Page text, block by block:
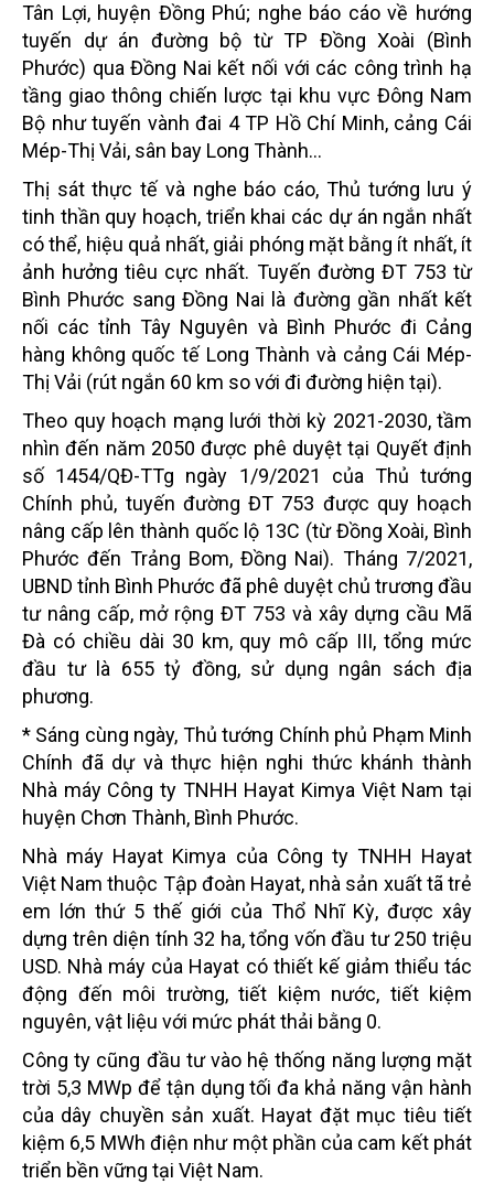
Tân Lợi, huyện Đồng Phú; nghe báo cáo về hướng
tuyến dự án đường bộ từ TP Đồng Xoài (Bình
Phước) qua Đồng Nai kết nối với các công trình hạ
tầng giao thông chiến lược tại khu vực Đông Nam
Bộ như tuyến vành đai 4 TP Hồ Chí Minh, cảng Cái
Mép-Thị Vải, sân bay Long Thành…
Thị sát thực tế và nghe báo cáo, Thủ tướng lưu ý
tinh thần quy hoạch, triển khai các dự án ngắn nhất
có thể, hiệu quả nhất, giải phóng mặt bằng ít nhất, ít
ảnh hưởng tiêu cực nhất. Tuyến đường ĐT 753 từ
Bình Phước sang Đồng Nai là đường gần nhất kết
nối các tỉnh Tây Nguyên và Bình Phước đi Cảng
hàng không quốc tế Long Thành và cảng Cái Mép-
Thị Vải (rút ngắn 60 km so với đi đường hiện tại).
Theo quy hoạch mạng lưới thời kỳ 2021-2030, tầm
nhìn đến năm 2050 được phê duyệt tại Quyết định
số 1454/QĐ-TTg ngày 1/9/2021 của Thủ tướng
Chính phủ, tuyến đường ĐT 753 được quy hoạch
nâng cấp lên thành quốc lộ 13C (từ Đồng Xoài, Bình
Phước đến Trảng Bom, Đồng Nai). Tháng 7/2021,
UBND tỉnh Bình Phước đã phê duyệt chủ trương đầu
tư nâng cấp, mở rộng ĐT 753 và xây dựng cầu Mã
Đà có chiều dài 30 km, quy mô cấp III, tổng mức
đầu tư là 655 tỷ đồng, sử dụng ngân sách địa
phương.
* Sáng cùng ngày, Thủ tướng Chính phủ Phạm Minh
Chính đã dự và thực hiện nghi thức khánh thành
Nhà máy Công ty TNHH Hayat Kimya Việt Nam tại
huyện Chơn Thành, Bình Phước.
Nhà máy Hayat Kimya của Công ty TNHH Hayat
Việt Nam thuộc Tập đoàn Hayat, nhà sản xuất tã trẻ
em lớn thứ 5 thế giới của Thổ Nhĩ Kỳ, được xây
dựng trên diện tính 32 ha, tổng vốn đầu tư 250 triệu
USD. Nhà máy của Hayat có thiết kế giảm thiểu tác
động đến môi trường, tiết kiệm nước, tiết kiệm
nguyên, vật liệu với mức phát thải bằng 0.
Công ty cũng đầu tư vào hệ thống năng lượng mặt
trời 5,3 MWp để tận dụng tối đa khả năng vận hành
của dây chuyền sản xuất. Hayat đặt mục tiêu tiết
kiệm 6,5 MWh điện như một phần của cam kết phát
triển bền vững tại Việt Nam.